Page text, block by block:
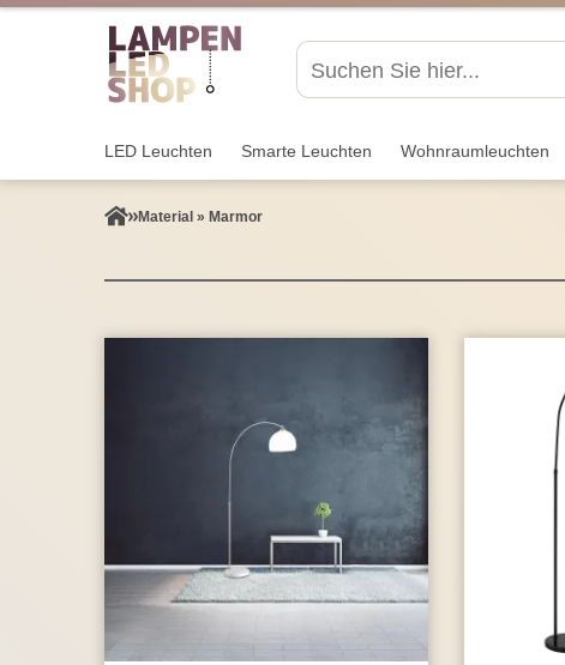
LED Leuchten Smarte Leuchten Wohnraum­leuchten
Material » Marmor